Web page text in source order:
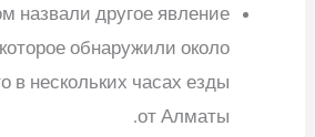
назвали другое явление
обнаружили около
в нескольких часах езды
от Алматы.